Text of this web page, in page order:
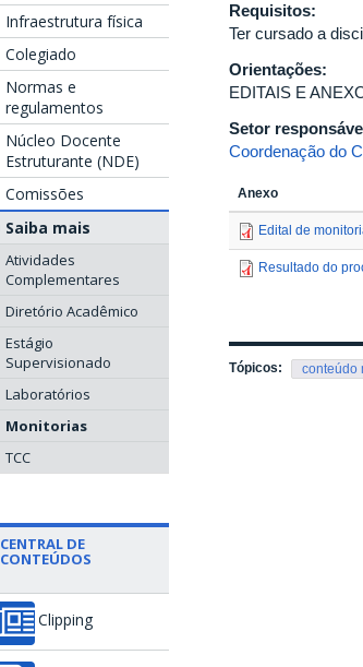
Infraestrutura física
Colegiado
Normas e
regulamentos
Núcleo Docente
Estruturante (NDE)
Comissões
Saiba mais
Atividades
Complementares
Diretório Acadêmico
Estágio
Supervisionado
Laboratórios
Monitorias
TCC
CENTRAL DE
CONTEÚDOS
Clipping
Requisitos:
Ter cursado a
Orientações:
EDITAIS E
Setor
Coordenação do
Anexo
Edital de
Resultado do
Tópicos: conteúdo